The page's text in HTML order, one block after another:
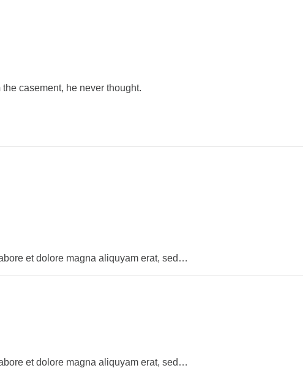
casement, he never thought.
et dolore magna aliquyam erat, sed…
et dolore magna aliquyam erat, sed…